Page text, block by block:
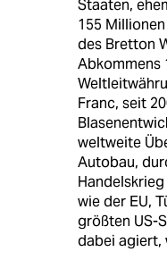
Staaten,
155
des Bretton
Abkommens
Franc, seit
weltweite
Autobau,
wie der EU,
größten US-
dabei agiert,